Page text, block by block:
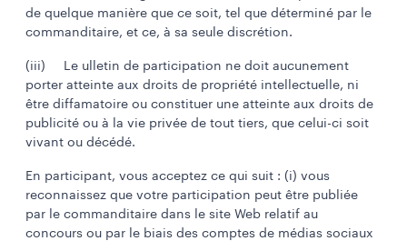
de quelque manière que ce soit, tel que déterminé par le
commanditaire, et ce, à sa seule discrétion.
(iii) Le ulletin de participation ne doit aucunement
porter atteinte aux droits de propriété intellectuelle, ni
être diffamatoire ou constituer une atteinte aux droits de
publicité ou à la vie privée de tout tiers, que celui-ci soit
vivant ou décédé.
En participant, vous acceptez ce qui suit : (i) vous
reconnaissez que votre participation peut être publiée
par le commanditaire dans le site Web relatif au
concours ou par le biais des comptes de médias sociaux